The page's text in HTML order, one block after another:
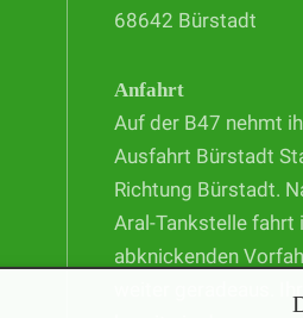
68642 Bürstadt
Anfahrt
Auf der B47 nehmt
Ausfahrt Bürstadt
Richtung Bürstadt.
Aral-Tankstelle fahrt
abknickenden